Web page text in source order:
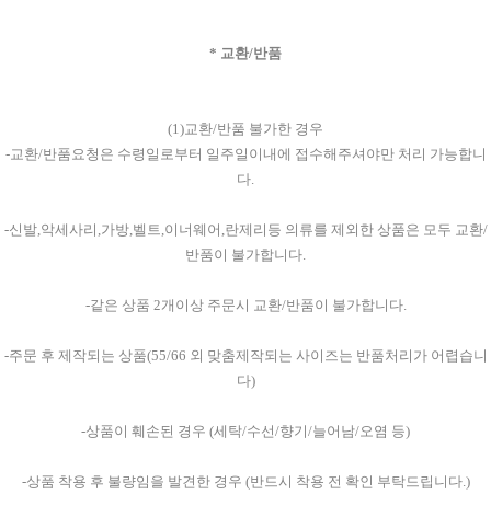
* 교환/반품
(1)교환/반품 불가한 경우
-교환/반품요청은 수령일로부터 일주일이내에 접수해주셔야만 처리 가능합니
다.
-신발,악세사리,가방,벨트,이너웨어,란제리등 의류를 제외한 상품은 모두 교환/
반품이 불가합니다.
-같은 상품 2개이상 주문시 교환/반품이 불가합니다.
-주문 후 제작되는 상품(55/66 외 맞춤제작되는 사이즈는 반품처리가 어렵습니
다)
-상품이 훼손된 경우 (세탁/수선/향기/늘어남/오염 등)
-상품 착용 후 불량임을 발견한 경우 (반드시 착용 전 확인 부탁드립니다.)